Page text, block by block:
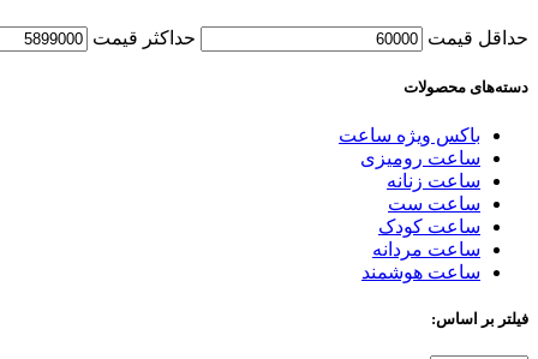
حداقل قیمت حداکثر قیمت
دسته‌های محصولات
باکس ویژه ساعت
ساعت رومیزی
ساعت زنانه
ساعت ست
ساعت کودک
ساعت مردانه
ساعت هوشمند
فیلتر بر اساس: